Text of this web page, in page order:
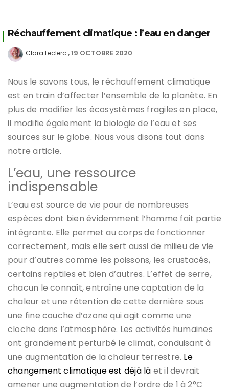
Réchauffement climatique : l’eau en danger
Clara Leclerc 19 OCTOBRE 2020
Nous le savons tous, le réchauffement climatique
est en train d’affecter l’ensemble de la planète. En
plus de modifier les écosystèmes fragiles en place,
il modifie également la biologie de l’eau et ses
sources sur le globe. Nous vous disons tout dans
notre article.
L’eau, une ressource
indispensable
L’eau est source de vie pour de nombreuses
espèces dont bien évidemment l’homme fait partie
intégrante. Elle permet au corps de fonctionner
correctement, mais elle sert aussi de milieu de vie
pour d’autres comme les poissons, les crustacés,
certains reptiles et bien d’autres. L’effet de serre,
chacun le connaît, entraîne une captation de la
chaleur et une rétention de cette dernière sous
une fine couche d’ozone qui agit comme une
cloche dans l’atmosphère. Les activités humaines
ont grandement perturbé le climat, conduisant à
une augmentation de la chaleur terrestre. Le
changement climatique est déjà là et il devrait
amener une augmentation de l’ordre de 1 à 2°C